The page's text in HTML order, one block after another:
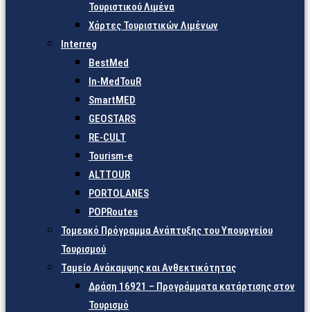
Τουριστικού Λιμένα
Χάρτες Τουριστικών Λιμένων
Interreg
BestMed
In-MedTouR
SmartMED
GEOSTARS
RE-CULT
Tourism-e
ALTTOUR
PORTOLANES
POPRoutes
Τομεακό Πρόγραμμα Ανάπτυξης του Υπουργείου
Τουρισμού
Ταμείο Ανάκαμψης και Ανθεκτικότητας
Δράση 16921 – Προγράμματα κατάρτισης στον
Τουρισμό